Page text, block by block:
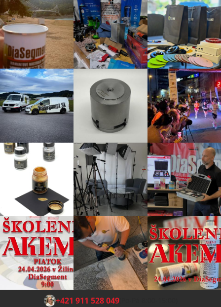
+421 911 528 049(Po-Pá 8:00-15:00)